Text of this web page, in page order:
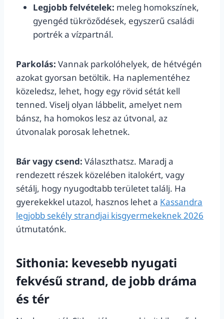
Legjobb felvételek: meleg homokszínek,
gyengéd tükröződések, egyszerű családi
portrék a vízpartnál.
Parkolás: Vannak parkolóhelyek, de hétvégén
azokat gyorsan betöltik. Ha naplementéhez
közeledsz, lehet, hogy egy rövid sétát kell
tenned. Viselj olyan lábbelit, amelyet nem
bánsz, ha homokos lesz az útvonal, az
útvonalak porosak lehetnek.
Bár vagy csend: Választhatsz. Maradj a
rendezett részek közelében italokért, vagy
sétálj, hogy nyugodtabb területet találj. Ha
gyerekekkel utazol, hasznos lehet a Kassandra
legjobb sekély strandjai kisgyermekeknek 2026
útmutatónk.
Sithonia: kevesebb nyugati
fekvésű strand, de jobb dráma
és tér